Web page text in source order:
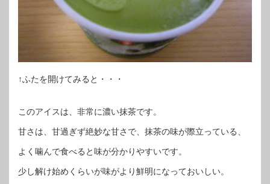
↑ふたを開けてみると・・・
このアイスは、非常に濃い抹茶です。
甘さは、甘過ぎず絶妙な甘さで、抹茶の味が際立っている、
よく噛んで食べると味が分かりやすいです。
少し解け始めくらいが味がより鮮明になっておいしい。